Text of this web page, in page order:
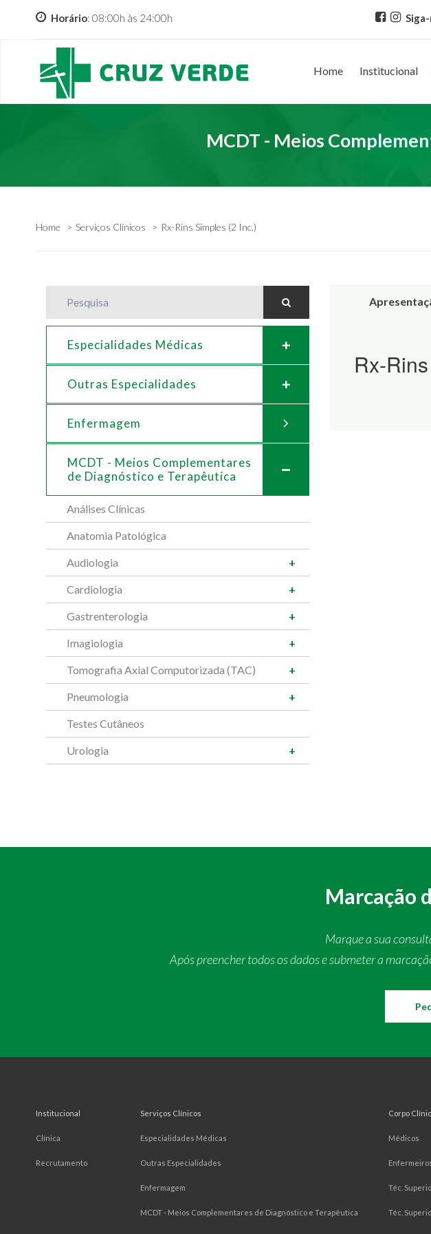
Horário: 08:00h às 24:00h
Home Institucional
MCDT - Meios
Home Serviços Clínicos Rx-Rins Simples (2 Inc.)
Especialidades Médicas
Outras Especialidades
Enfermagem
MCDT - Meios Complementares
de Diagnóstico e Terapêutica
Análises Clínicas
Anatomia Patológica
Audiologia
Cardiologia
Gastrenterologia
Imagiologia
Tomografia Axial Computorizada (TAC)
Pneumologia
Testes Cutâneos
Urologia
Rx-
Marcação
Marque a sua
Após preencher todos os dados e submeter a
Institucional
Clínica
Recrutamento
Serviços Clínicos
Especialidades Médicas
Outras Especialidades
Enfermagem
MCDT - Meios Complementares de Diagnóstico e Terapêutica
Corpo
Médicos
Téc.
Téc.